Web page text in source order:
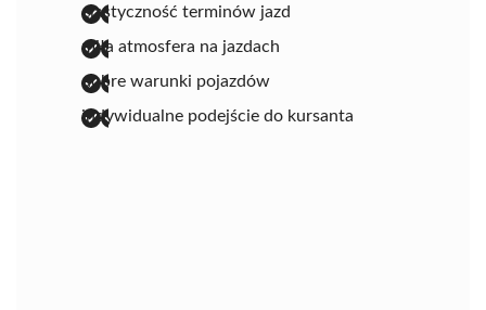
elastyczność terminów jazd
miła atmosfera na jazdach
dobre warunki pojazdów
indywidualne podejście do kursanta